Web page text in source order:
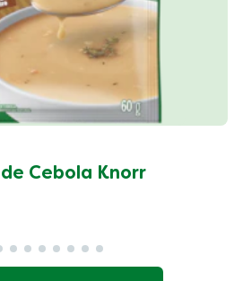
Cebola Knorr